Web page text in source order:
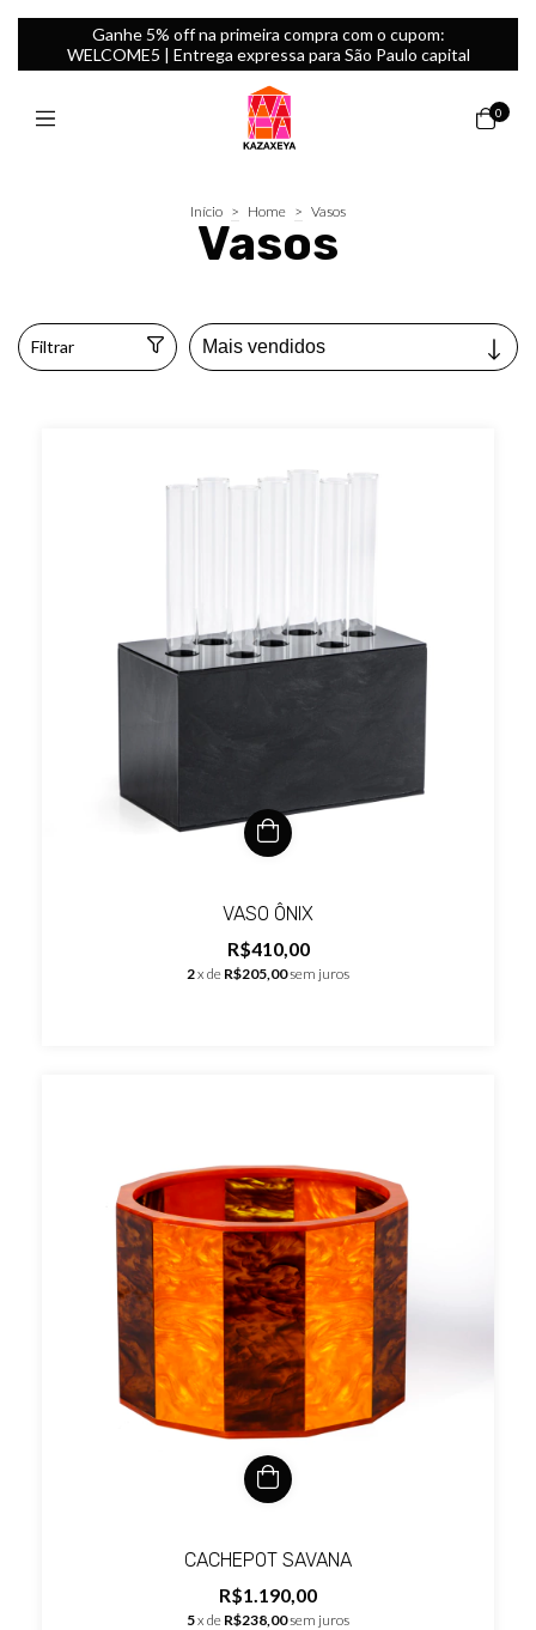
Ganhe 5% off na primeira compra com o cupom:
WELCOME5 | Entrega expressa para São Paulo capital
0
Início > Home > Vasos
Vasos
Filtrar
VASO ÔNIX
R$410,00
2x de R$205,00sem juros
CACHEPOT SAVANA
R$1.190,00
5x de R$238,00sem juros